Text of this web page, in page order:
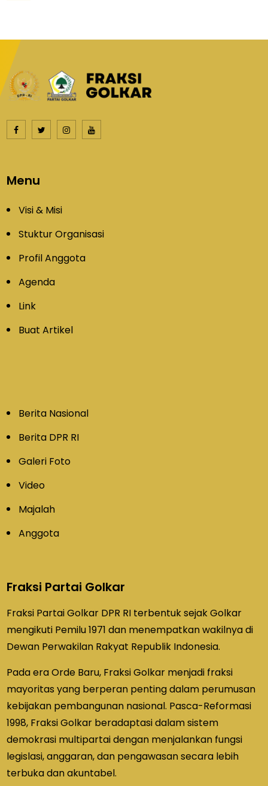
Menu
Visi & Misi
Stuktur Organisasi
Profil Anggota
Agenda
Link
Buat Artikel
Berita Nasional
Berita DPR RI
Galeri Foto
Video
Majalah
Anggota
Fraksi Partai Golkar
Fraksi Partai Golkar DPR RI terbentuk sejak Golkar
mengikuti Pemilu 1971 dan menempatkan wakilnya di
Dewan Perwakilan Rakyat Republik Indonesia.
Pada era Orde Baru, Fraksi Golkar menjadi fraksi
mayoritas yang berperan penting dalam perumusan
kebijakan pembangunan nasional. Pasca-Reformasi
1998, Fraksi Golkar beradaptasi dalam sistem
demokrasi multipartai dengan menjalankan fungsi
legislasi, anggaran, dan pengawasan secara lebih
terbuka dan akuntabel.